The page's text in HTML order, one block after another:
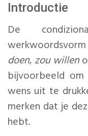
Introductie
De
doen, zou willen
bijvoorbeeld
wens uit te
merken dat je
hebt.